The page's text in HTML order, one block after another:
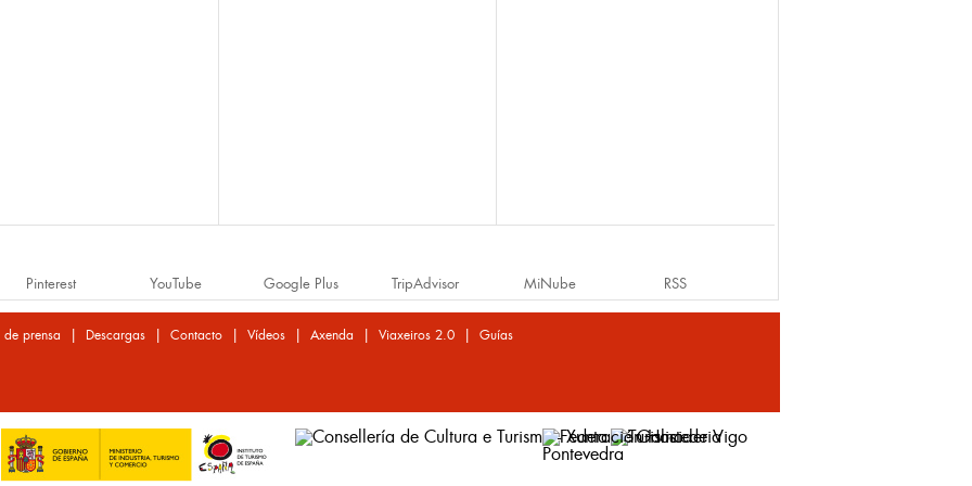
Pinterest YouTube Google Plus TripAdvisor MiNube RSS
de prensa | Descargas | Contacto | Vídeos | Axenda | Viaxeiros 2.0 | Guías